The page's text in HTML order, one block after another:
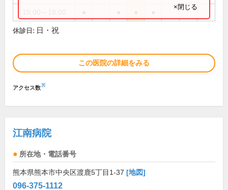
×閉じる
休診日: 日・祝
この医院の詳細をみる
アクセス数※
江南病院
所在地・電話番号
熊本県熊本市中央区渡鹿5丁目1-37 [地図]
096-375-1112